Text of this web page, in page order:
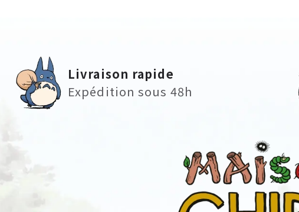
Livraison rapide
Expédition sous 48h